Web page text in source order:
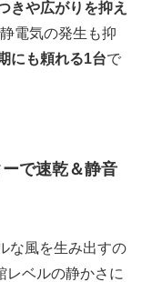
きや広がりを抑え
電気の発生も抑
にも頼れる1台で
で速乾＆静音
な風を生み出すの
レベルの静かさに